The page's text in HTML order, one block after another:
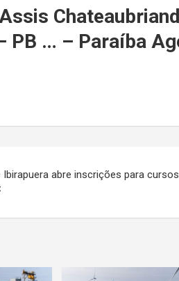
setor
etc
PB … – Paraíba
abre inscrições para